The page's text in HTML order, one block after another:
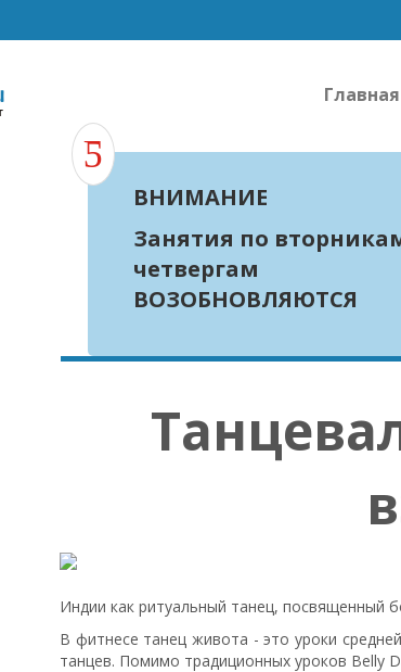
Главная
ВНИМАНИЕ
Занятия по
четвергам
ВОЗОБНОВЛЯЮТСЯ
Индии как ритуальный танец, посвященный
В фитнесе танец живота - это уроки
танцев. Помимо традиционных уроков Belly